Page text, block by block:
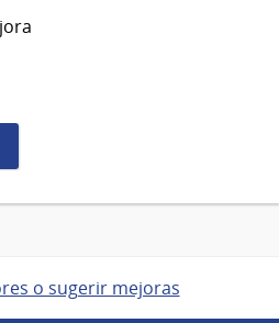
o sugerir mejoras